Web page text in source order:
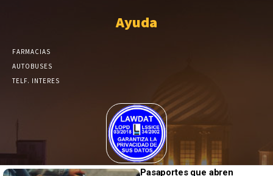
Ayuda
FARMACIAS
AUTOBUSES
TELF. INTERES
El Periódico de Yecla alcanza un grado más de compromiso en el
Pasaportes que abren